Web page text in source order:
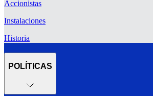
Accionistas
Instalaciones
Historia
POLÍTICAS